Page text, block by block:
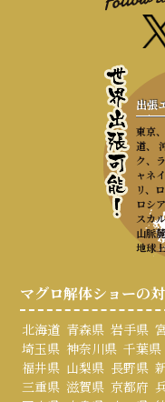
出張
東京
道、
ク、
ャネ
リ、
ロシ
スカ
山脈
地球
マグロ解体ショーの
北海道 青森県 岩手県
埼玉県 神奈川県 千葉県
福井県 山梨県 長野県
三重県 滋賀県 京都府